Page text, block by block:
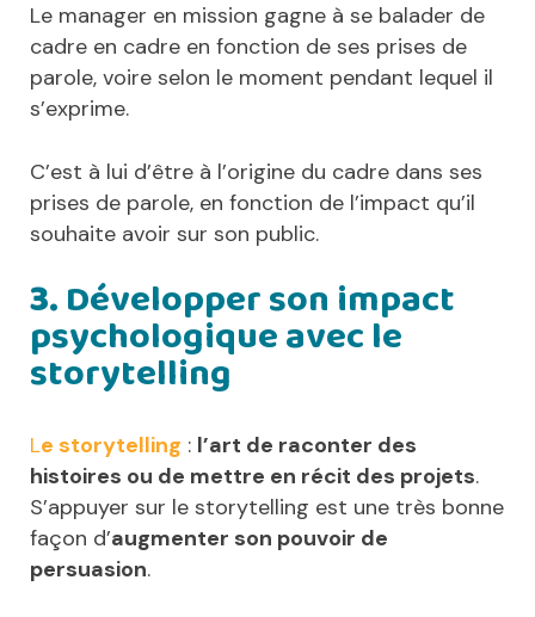
Le manager en mission gagne à se balader de
cadre en cadre en fonction de ses prises de
parole, voire selon le moment pendant lequel il
s’exprime.
C’est à lui d’être à l’origine du cadre dans ses
prises de parole, en fonction de l’impact qu’il
souhaite avoir sur son public.
3.Développer son impact
psychologique avec le
storytelling
Le storytelling : l’art de raconter des
histoires ou de mettre en récit des projets.
S’appuyer sur le storytelling est une très bonne
façon d’augmenter son pouvoir de
persuasion.